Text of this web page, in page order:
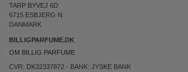
TARP BYVEJ 6D
6715 ESBJERG N
DANMARK
BILLIGPARFUME.DK
OM BILLIG PARFUME
CVR: DK32337872 - BANK: JYSKE BANK